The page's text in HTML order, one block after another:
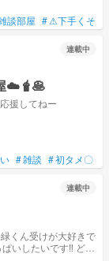
談部屋 #⚠下手くそ⚠
連載中
☁️🧋🥞
援してねー
#雑談 #初タメ〇
連載中
くん受けが大好きで
いしたいです‼︎ どな